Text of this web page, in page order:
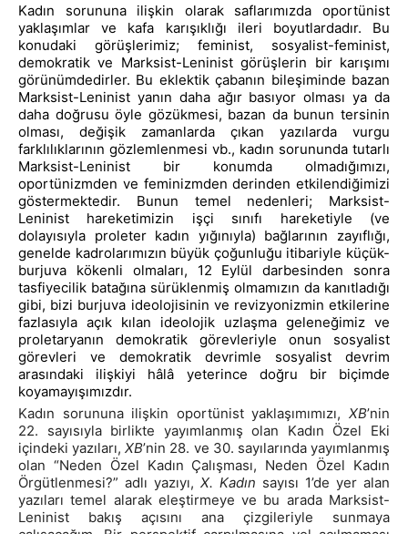
Kadın sorununa ilişkin olarak saflarımızda oportünist
yaklaşımlar ve kafa karışıklığı ileri boyutlardadır. Bu
konudaki görüşlerimiz; feminist, sosyalist-feminist,
demokratik ve Marksist-Leninist görüşlerin bir karışımı
görünümdedirler. Bu eklektik çabanın bileşiminde bazan
Marksist-Leninist yanın daha ağır basıyor olması ya da
daha doğrusu öyle gözükmesi, bazan da bunun tersinin
olması, değişik zamanlarda çıkan yazılarda vurgu
farklılıklarının gözlemlenmesi vb., kadın sorununda tutarlı
Marksist-Leninist bir konumda olmadığımızı,
oportünizmden ve feminizmden derinden etkilendiğimizi
göstermektedir. Bunun temel nedenleri; Marksist-
Leninist hareketimizin işçi sınıfı hareketiyle (ve
dolayısıyla proleter kadın yığınıyla) bağlarının zayıflığı,
genelde kadrolarımızın büyük çoğunluğu itibariyle küçük-
burjuva kökenli olmaları, 12 Eylül darbesinden sonra
tasfiyecilik batağına sürüklenmiş olmamızın da kanıtladığı
gibi, bizi burjuva ideolojisinin ve revizyonizmin etkilerine
fazlasıyla açık kılan ideolojik uzlaşma geleneğimiz ve
proletaryanın demokratik görevleriyle onun sosyalist
görevleri ve demokratik devrimle sosyalist devrim
arasındaki ilişkiyi hâlâ yeterince doğru bir biçimde
koyamayışımızdır.
Kadın sorununa ilişkin oportünist yaklaşımımızı, XB’nin
22. sayısıyla birlikte yayımlanmış olan Kadın Özel Eki
içindeki yazıları,XB’nin 28. ve 30. sayılarında yayımlanmış
olan “Neden Özel Kadın Çalışması, Neden Özel Kadın
Örgütlenmesi?” adlı yazıyı, X. Kadın sayısı 1’de yer alan
yazıları temel alarak eleştirmeye ve bu arada Marksist-
Leninist bakış açısını ana çizgileriyle sunmaya